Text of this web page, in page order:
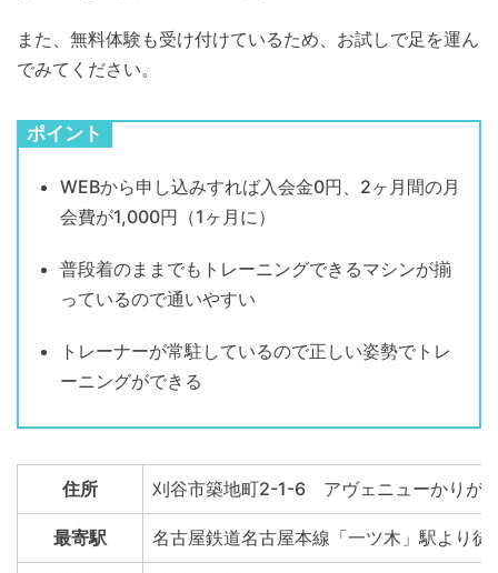
また、無料体験も受け付けているため、お試しで足を運ん
でみてください。
ポイント
WEBから申し込みすれば入会金0円、2ヶ月間の月
会費が1,000円（1ヶ月に）
普段着のままでもトレーニングできるマシンが揃
っているので通いやすい
トレーナーが常駐しているので正しい姿勢でトレ
ーニングができる
住所 刈谷市築地町2-1-6 アヴェニューかりが
最寄駅 名古屋鉄道名古屋本線「一ツ木」駅より徒